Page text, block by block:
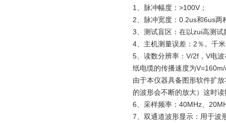
1、脉冲幅度：>100V；
2、脉冲宽度：0.2us和6us两
3、测试盲区：在以zui高测
4、主机测量误差：2％。千
5、读数分辨率：V/2f，V电
纸电缆的传播速度为
由于本仪器具备图形软件扩
的波形会不断的放大）这时
6、采样频率：40MHz、
7、双通道波形显示：用于波